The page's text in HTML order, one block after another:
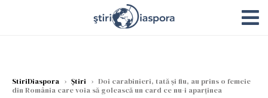
StiriDiaspora › Știri › Doi carabinieri, tată și fiu, au prins o femeie
din România care voia să golească un card ce nu-i aparținea